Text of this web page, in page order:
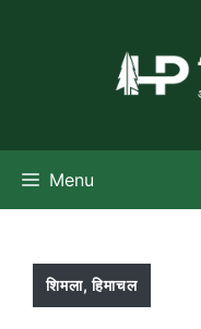
Menu
शिमला,हिमाचल